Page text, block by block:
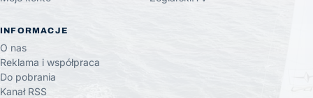
INFORMACJE
O nas
Reklama i współpraca
Do pobrania
Kanał RSS